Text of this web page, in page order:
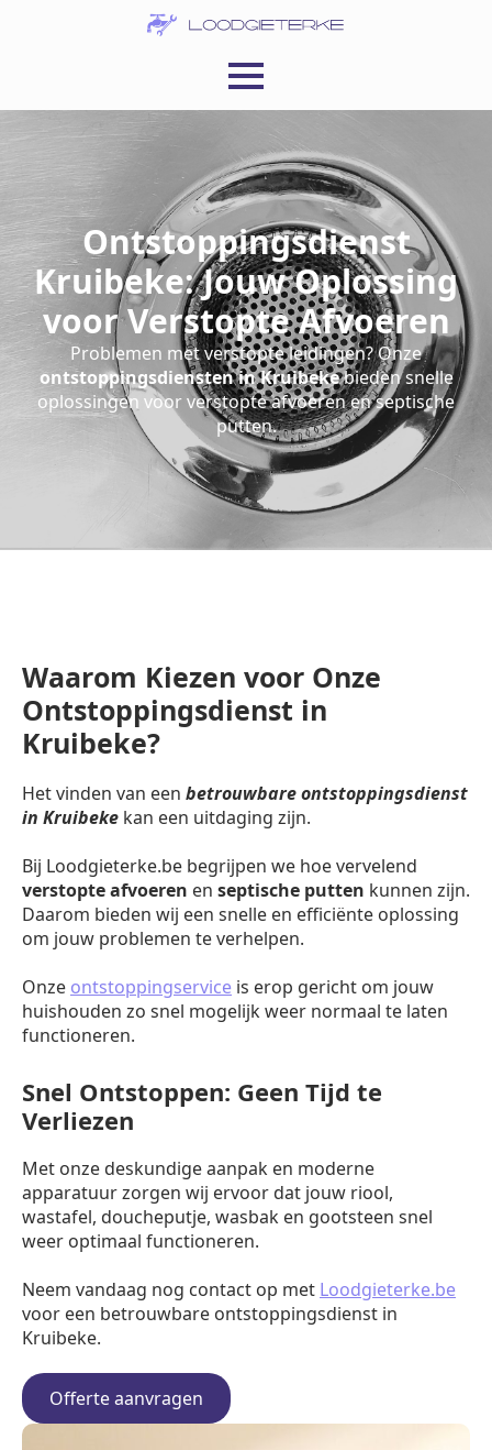
Ontstoppingsdienst
Kruibeke: Jouw Oplossing
voor Verstopte Afvoeren
Problemen met verstopte leidingen? Onze
ontstoppingsdiensten in Kruibekebieden snelle
oplossingen voor verstopte afvoeren en septische
putten.
Waarom Kiezen voor Onze
Ontstoppingsdienst in
Kruibeke?
Het vinden van een betrouwbare ontstoppingsdienst
in Kruibeke kan een uitdaging zijn.
Bij Loodgieterke.be begrijpen we hoe vervelend
verstopte afvoeren en septische putten kunnen zijn.
Daarom bieden wij een snelle en efficiënte oplossing
om jouw problemen te verhelpen.
Onze ontstoppingservice is erop gericht om jouw
huishouden zo snel mogelijk weer normaal te laten
functioneren.
Snel Ontstoppen: Geen Tijd te
Verliezen
Met onze deskundige aanpak en moderne
apparatuur zorgen wij ervoor dat jouw riool,
wastafel, doucheputje, wasbak en gootsteen snel
weer optimaal functioneren.
Neem vandaag nog contact op met Loodgieterke.be
voor een betrouwbare ontstoppingsdienst in
Kruibeke.
Offerte aanvragen